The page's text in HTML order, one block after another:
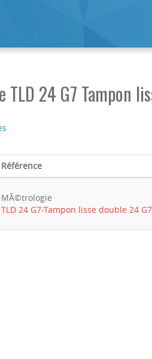
24 G7 Tampon
Référence
MÃ©trologie
TLD 24 G7-Tampon lisse double 24 G7